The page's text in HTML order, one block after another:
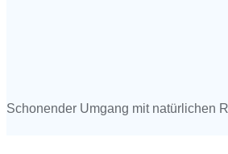
Schonender Umgang mit natürlichen